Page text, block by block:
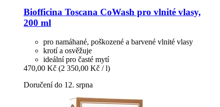
Biofficina Toscana CoWash pro vlnité vlasy,
200 ml
pro namáhané, poškozené a barvené vlnité vlasy
krotí a osvěžuje
ideální pro časté mytí
470,00 Kč (2 350,00 Kč / l)
Doručení do 12. srpna